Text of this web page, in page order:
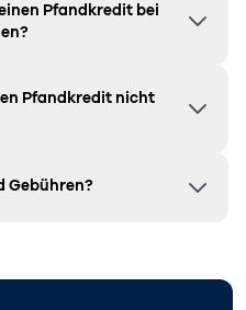
Pfandkredit bei
Pfandkredit nicht
Gebühren?